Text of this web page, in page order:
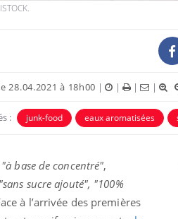
28.04.2021 à 18h00 | | | |
: junk-food eaux aromatisées
"à base de concentré",
"sans sucre ajouté", "100%
à l’arrivée des premières